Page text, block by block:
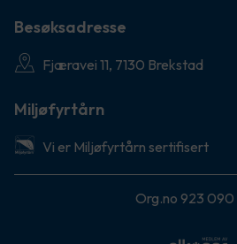
Besøksadresse
Fjæravei 11, 7130 Brekstad
Miljøfyrtårn
Vi er Miljøfyrtårn sertifisert
Org.no 923 090